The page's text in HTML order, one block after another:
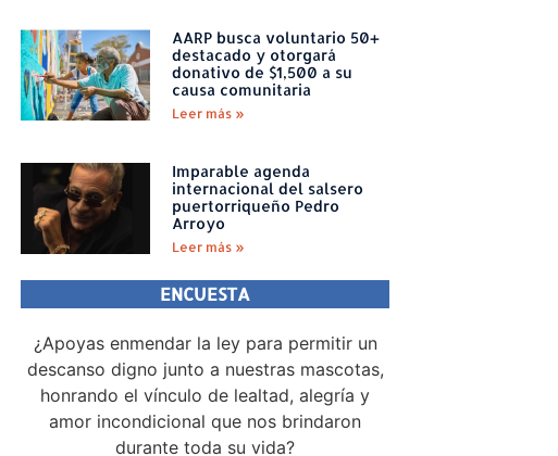
AARP busca voluntario 50+
destacado y otorgará
donativo de $1,500 a su
causa comunitaria
Leer más »
Imparable agenda
internacional del salsero
puertorriqueño Pedro
Arroyo
Leer más »
ENCUESTA
¿Apoyas enmendar la ley para permitir un
descanso digno junto a nuestras mascotas,
honrando el vínculo de lealtad, alegría y
amor incondicional que nos brindaron
durante toda su vida?